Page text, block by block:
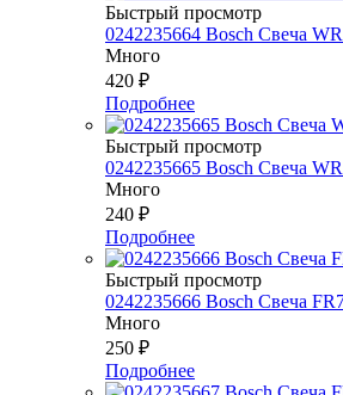
Быстрый просмотр
0242235664 Bosch Свеча
Много
420 ₽
Подробнее
Быстрый просмотр
0242235665 Bosch Свеча
Много
240 ₽
Подробнее
Быстрый просмотр
0242235666 Bosch Свеча
Много
250 ₽
Подробнее